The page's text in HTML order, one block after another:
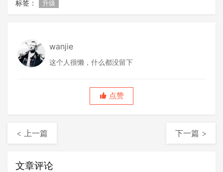
标签： 升级
wanjie
这个人很懒，什么都没留下
点赞
< 上一篇 下一篇 >
文章评论